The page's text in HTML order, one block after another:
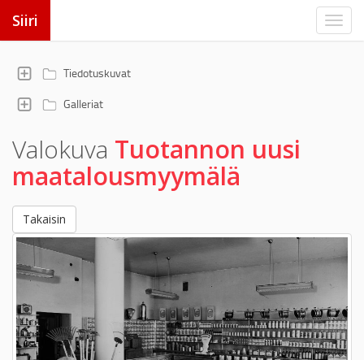
Siiri
Tiedotuskuvat
Galleriat
Valokuva Tuotannon uusi
maatalousmyymälä
Takaisin